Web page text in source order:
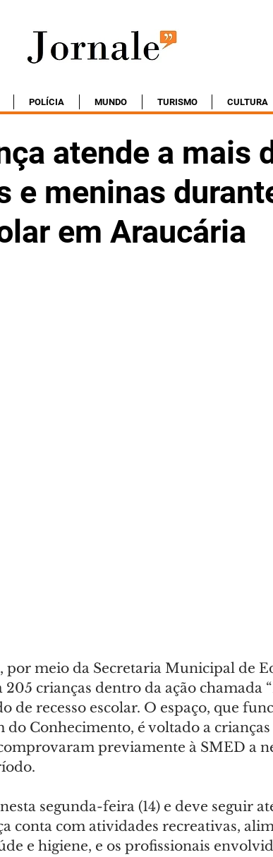
POLÍCIA MUNDO TURISMO CULTURA
atende a mais
e meninas
em Araucária
por meio da Secretaria Municipal de
205 crianças dentro da ação chamada
de recesso escolar. O espaço, que
Conhecimento, é voltado a crianças
previamente à SMED a
segunda-feira (14) e deve seguir
conta com atividades recreativas,
e higiene, e os profissionais